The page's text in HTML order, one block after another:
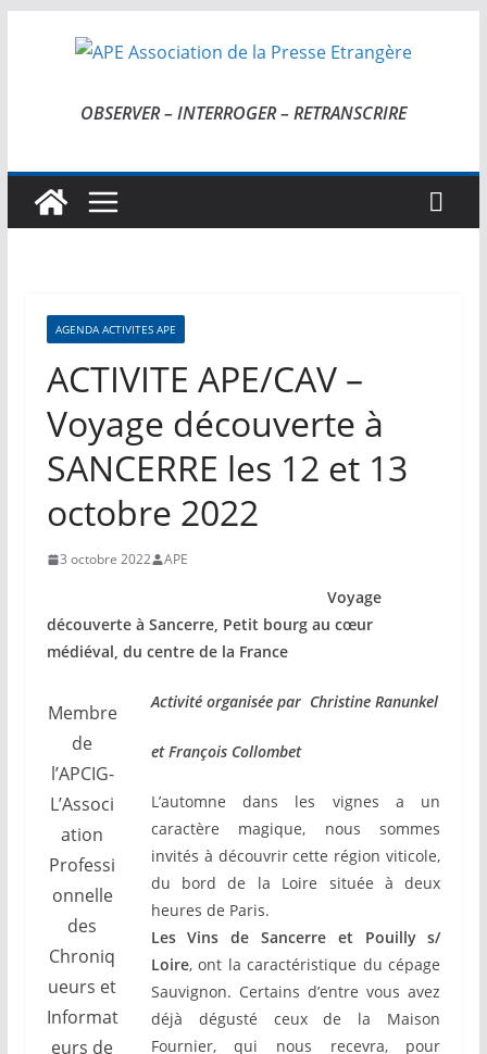
OBSERVER – INTERROGER – RETRANSCRIRE
AGENDA ACTIVITES APE
ACTIVITE APE/CAV –
Voyage découverte à
SANCERRE les 12 et 13
octobre 2022
3 octobre 2022 APE
Voyage
découverte à Sancerre, Petit bourg au cœur
médiéval, du centre de la France
Membre
de
l’APCIG-
L’Associ
ation
Professi
onnelle
des
Chroniq
ueurs et
Informat
eurs de
Activité organisée par Christine Ranunkel
et François Collombet
L’automne dans les vignes a un
caractère magique, nous sommes
invités à découvrir cette région viticole,
du bord de la Loire située à deux
heures de Paris.
Les Vins de Sancerre et Pouilly s/
Loire, ont la caractéristique du cépage
Sauvignon. Certains d’entre vous avez
déjà dégusté ceux de la Maison
Fournier, qui nous recevra, pour